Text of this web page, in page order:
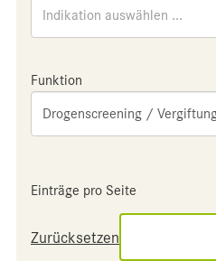
Indikation auswählen ...
Funktion
Drogenscreening /
Einträge pro Seite
Zurücksetzen